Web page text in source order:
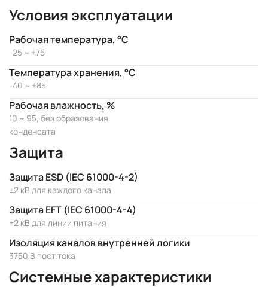
Условия эксплуатации
Рабочая температура, °C
-25 ~ +75
Температура хранения, °C
-40 ~ +85
Рабочая влажность, %
10 ~ 95, без образования
конденсата
Защита
Защита ESD (IEC 61000-4-2)
±2 кВ для каждого канала
Защита EFT (IEC 61000-4-4)
±2 кВ для линии питания
Изоляция каналов внутренней логики
3750 В пост.тока
Системные характеристики